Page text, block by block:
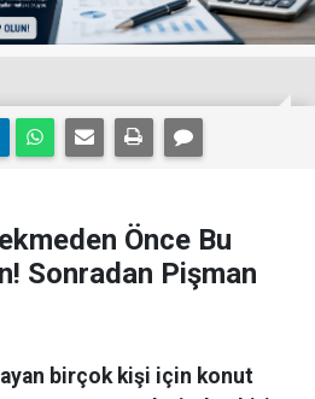
Önce Bu
Sonradan Pişman
birçok kişi için konut